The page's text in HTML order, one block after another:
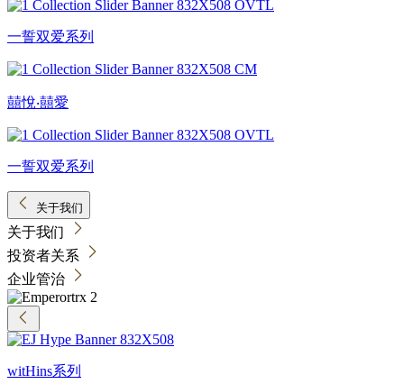
一誓双爱系列
囍悅‧囍愛
一誓双爱系列
关于我们
关于我们
投资者关系
企业管治
witHins系列